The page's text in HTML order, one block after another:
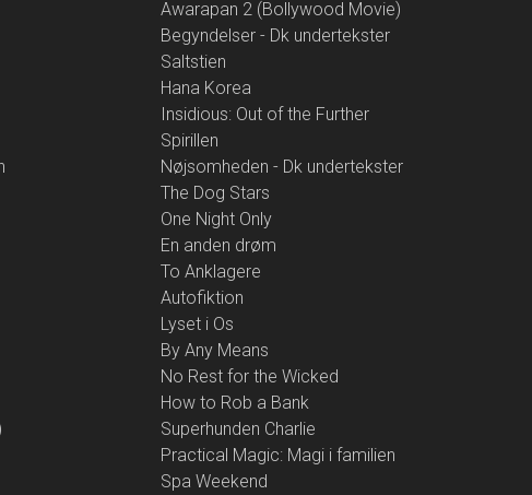
Awarapan 2 (Bollywood Movie)
Begyndelser - Dk undertekster
Saltstien
Hana Korea
Insidious: Out of the Further
Spirillen
Nøjsomheden - Dk undertekster
The Dog Stars
One Night Only
En anden drøm
To Anklagere
Autofiktion
Lyset i Os
By Any Means
No Rest for the Wicked
How to Rob a Bank
Superhunden Charlie
Practical Magic: Magi i familien
Spa Weekend